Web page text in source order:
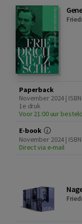
Paperback
November 2024 |
1e druk
Voor 21:00 uur
E-book
November 2024 |
Direct via e-mail